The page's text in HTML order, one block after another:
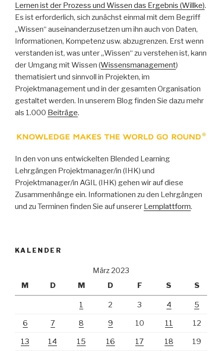
Lernen ist der Prozess und Wissen das Ergebnis (Willke).
Es ist erforderlich, sich zunächst einmal mit dem Begriff
„Wissen“ auseinanderzusetzen um ihn auch von Daten,
Informationen, Kompetenz usw. abzugrenzen. Erst wenn
verstanden ist, was unter „Wissen“ zu verstehen ist, kann
der Umgang mit Wissen (Wissensmanagement)
thematisiert und sinnvoll in Projekten, im
Projektmanagement und in der gesamten Organisation
gestaltet werden. In unserem Blog finden Sie dazu mehr
als 1.000 Beiträge.
In den von uns entwickelten Blended Learning
Lehrgängen Projektmanager/in (IHK) und
Projektmanager/in AGIL (IHK) gehen wir auf diese
Zusammenhänge ein. Informationen zu den Lehrgängen
und zu Terminen finden Sie auf unserer Lernplattform.
KALENDER
März 2023
M
D M D F S S
1 2 3 4 5
6 7 8 9 10 11 12
13 14 15 16 17 18 19